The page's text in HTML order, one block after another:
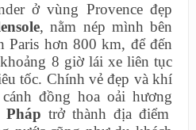
ở vùng Provence đẹp
, nằm nép mình bên
Paris hơn 800 km, để đến
8 giờ lái xe liên tục
tốc. Chính vẻ đẹp và khí
đồng hoa oải hương
Pháp trở thành địa điểm